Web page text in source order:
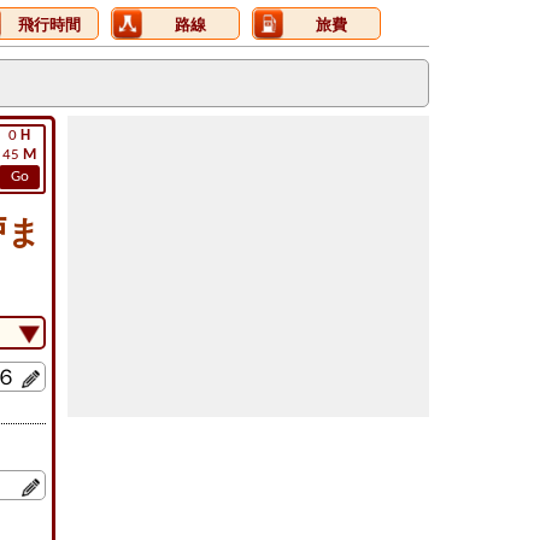
飛行時間 路線 旅費
0 H
45 M
Go